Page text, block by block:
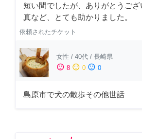
短い間でしたが、ありがとうござ
真など、とても助かりました。
依頼されたチケット
女性 / 40代 / 長崎県
sentiment_satisfied 8 sentiment_neutral 0 sentiment_dissatisfied 0
島原市で犬の散歩その他世話